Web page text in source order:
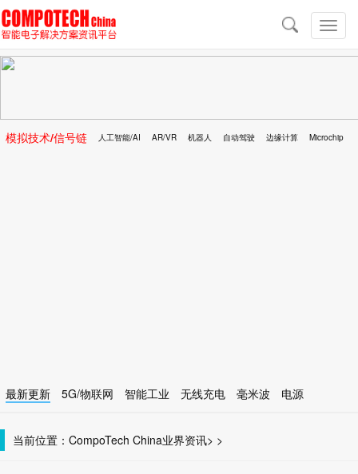
切
换
导
导
航
模拟技术/信号链 人工智能/AI AR/VR 机器人 自动驾驶 边缘计算 Microchip
最新更新 5G/物联网 智能工业 无线充电 毫米波
电源
当前位置： CompoTech China >
业界资讯 >